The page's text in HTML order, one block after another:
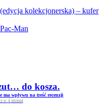
kolekcjonerska) – kufer
Man
do kosza.
wpływu na treść recenzji
w 4 minut